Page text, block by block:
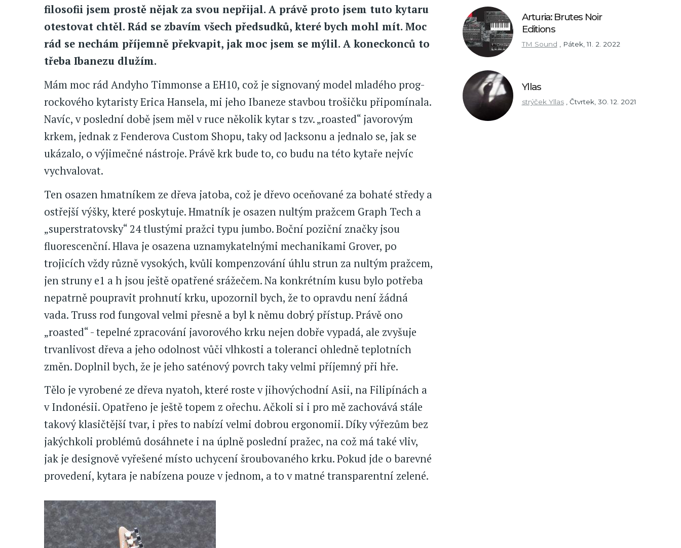
filosofii jsem prostě nějak za svou nepřijal. A právě proto jsem tuto kytaru
otestovat chtěl. Rád se zbavím všech předsudků, které bych mohl mít. Moc
rád se nechám příjemně překvapit, jak moc jsem se mýlil. A koneckonců to
třeba Ibanezu dlužím.
Mám moc rád Andyho Timmonse a EH10, což je signovaný model mladého prog-
rockového kytaristy Erica Hansela, mi jeho Ibaneze stavbou trošičku připomínala.
Navíc, v poslední době jsem měl v ruce několik kytar s tzv. „roasted“ javorovým
krkem, jednak z Fenderova Custom Shopu, taky od Jacksonu a jednalo se, jak se
ukázalo, o výjimečné nástroje. Právě krk bude to, co budu na této kytaře nejvíc
vychvalovat.
Ten osazen hmatníkem ze dřeva jatoba, což je dřevo oceňované za bohaté středy a
ostřejší výšky, které poskytuje. Hmatník je osazen nultým pražcem Graph Tech a
„superstratovsky“ 24 tlustými pražci typu jumbo. Boční poziční značky jsou
fluorescenční. Hlava je osazena uznamykatelnými mechanikami Grover, po
trojicích vždy různě vysokých, kvůli kompenzování úhlu strun za nultým pražcem,
jen struny e1 a h jsou ještě opatřené srážečem. Na konkrétním kusu bylo potřeba
nepatrně poupravit prohnutí krku, upozornil bych, že to opravdu není žádná
vada. Truss rod fungoval velmi přesně a byl k němu dobrý přístup. Právě ono
„roasted“ - tepelné zpracování javorového krku nejen dobře vypadá, ale zvyšuje
trvanlivost dřeva a jeho odolnost vůči vlhkosti a toleranci ohledně teplotních
změn. Doplnil bych, že je jeho saténový povrch taky velmi příjemný při hře.
Tělo je vyrobené ze dřeva nyatoh, které roste v jihovýchodní Asii, na Filipínách a
v Indonésii. Opatřeno je ještě topem z ořechu. Ačkoli si i pro mě zachovává stále
takový klasičtější tvar, i přes to nabízí velmi dobrou ergonomii. Díky výřezům bez
jakýchkoli problémů dosáhnete i na úplně poslední pražec, na což má také vliv,
jak je designově vyřešené místo uchycení šroubovaného krku. Pokud jde o barevné
provedení, kytara je nabízena pouze v jednom, a to v matné transparentní zelené.
Arturia: Brutes Noir
Editions
TM Sound , Pátek, 11. 2. 2022
Yllas
strýček Yllas Čtvrtek, 30. 12. 2021